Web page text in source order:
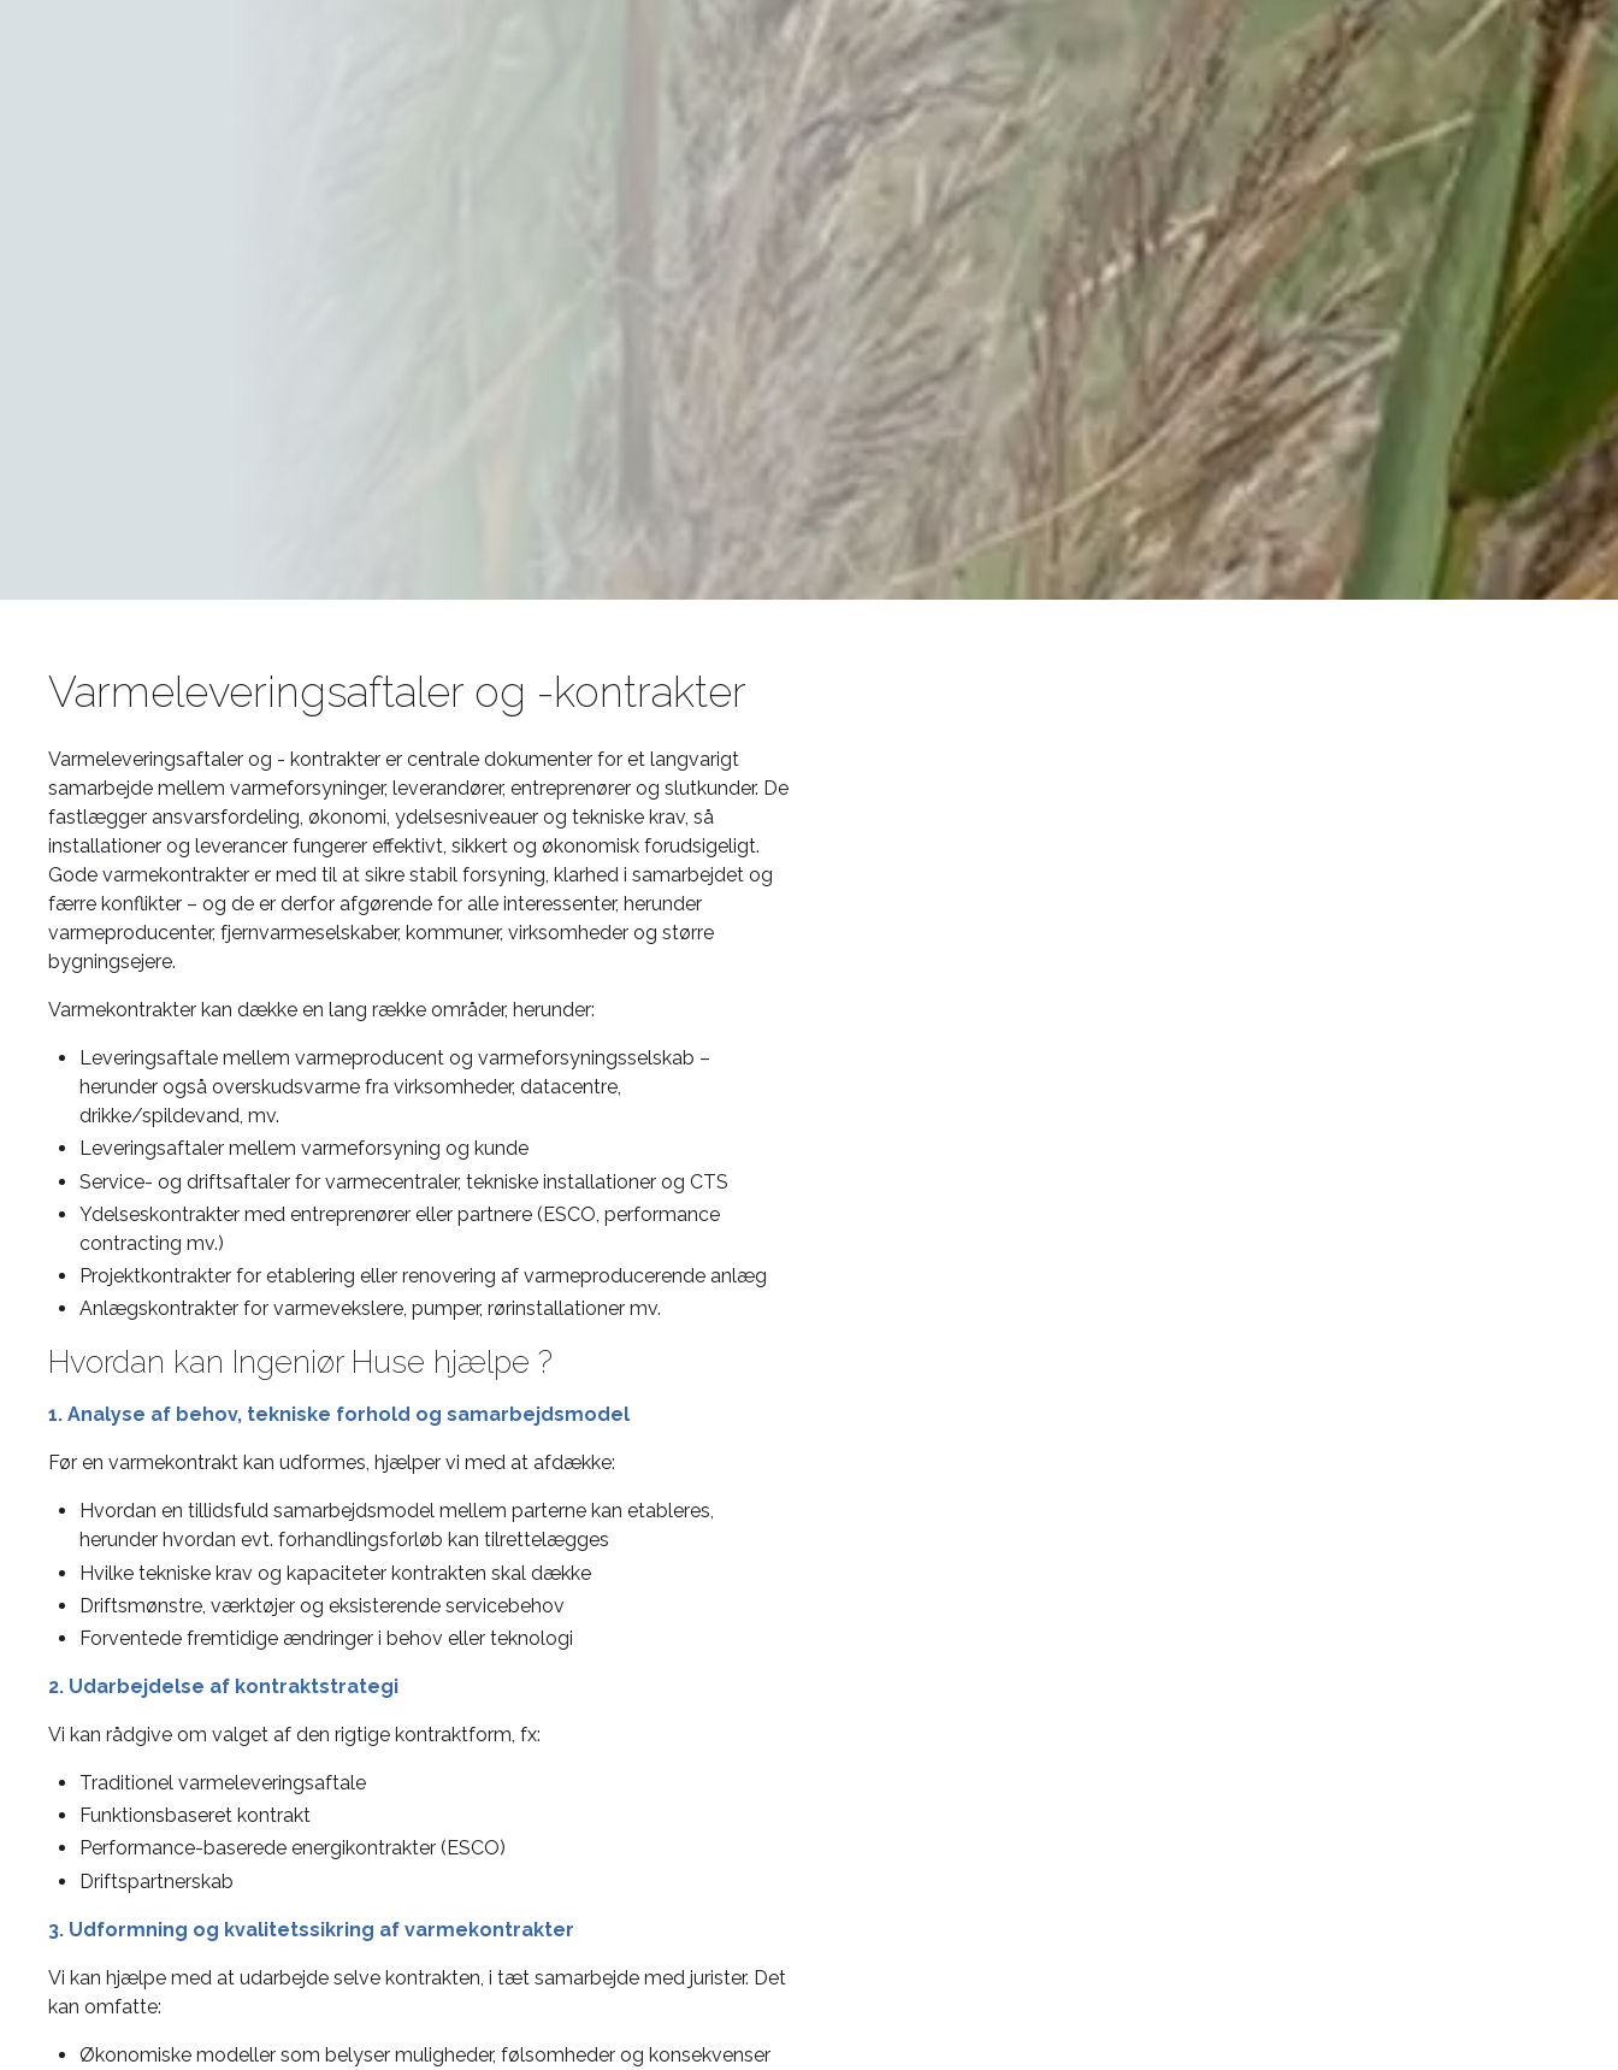
Varmeleveringsaftaler og -kontrakter
Varmeleveringsaftaler og - kontrakter er centrale dokumenter for et langvarigt
samarbejde mellem varmeforsyninger, leverandører, entreprenører og slutkunder. De
fastlægger ansvarsfordeling, økonomi, ydelsesniveauer og tekniske krav, så
installationer og leverancer fungerer effektivt, sikkert og økonomisk forudsigeligt.
Gode varmekontrakter er med til at sikre stabil forsyning, klarhed i samarbejdet og
færre konflikter – og de er derfor afgørende for alle interessenter, herunder
varmeproducenter, fjernvarmeselskaber, kommuner, virksomheder og større
bygningsejere.
Varmekontrakter kan dække en lang række områder, herunder:
Leveringsaftale mellem varmeproducent og varmeforsyningsselskab –
herunder også overskudsvarme fra virksomheder, datacentre,
drikke/spildevand, mv.
Leveringsaftaler mellem varmeforsyning og kunde
Service- og driftsaftaler for varmecentraler, tekniske installationer og CTS
Ydelseskontrakter med entreprenører eller partnere (ESCO, performance
contracting mv.)
Projektkontrakter for etablering eller renovering af varmeproducerende anlæg
Anlægskontrakter for varmevekslere, pumper, rørinstallationer mv.
Hvordan kan Ingeniør Huse hjælpe ?
1. Analyse af behov, tekniske forhold og samarbejdsmodel
Før en varmekontrakt kan udformes, hjælper vi med at afdække:
Hvordan en tillidsfuld samarbejdsmodel mellem parterne kan etableres,
herunder hvordan evt. forhandlingsforløb kan tilrettelægges
Hvilke tekniske krav og kapaciteter kontrakten skal dække
Driftsmønstre, værktøjer og eksisterende servicebehov
Forventede fremtidige ændringer i behov eller teknologi
2. Udarbejdelse af kontraktstrategi
Vi kan rådgive om valget af den rigtige kontraktform, fx:
Traditionel varmeleveringsaftale
Funktionsbaseret kontrakt
Performance-baserede energikontrakter (ESCO)
Driftspartnerskab
3. Udformning og kvalitetssikring af varmekontrakter
Vi kan hjælpe med at udarbejde selve kontrakten, i tæt samarbejde med jurister. Det
kan omfatte:
Økonomiske modeller som belyser muligheder, følsomheder og konsekvenser